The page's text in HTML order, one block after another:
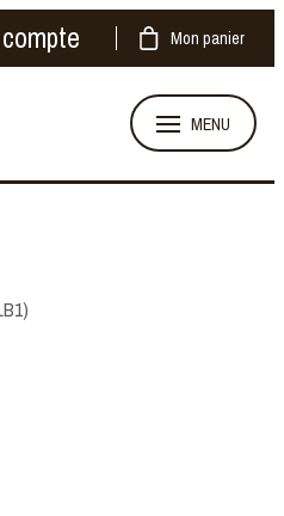
Mon panier
MENU
)